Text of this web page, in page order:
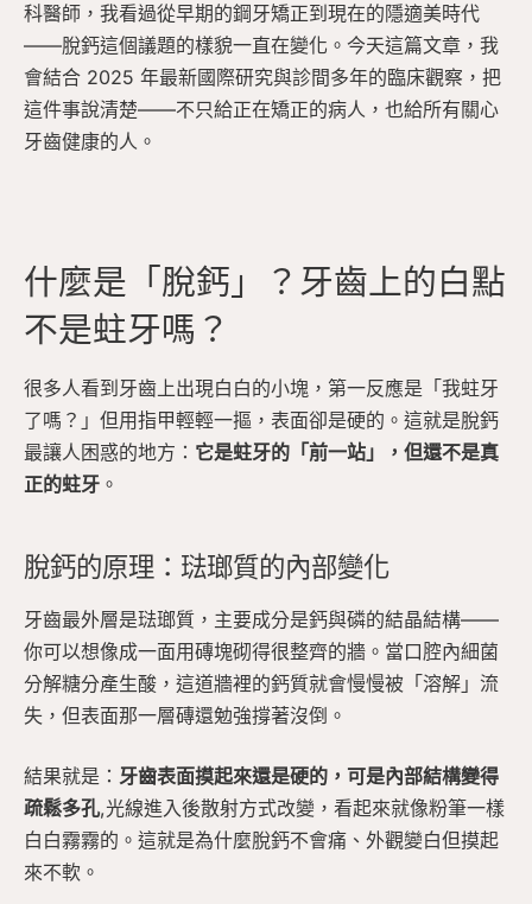
科醫師，我看過從早期的鋼牙矯正到現在的隱適美時代
——脫鈣這個議題的樣貌一直在變化。今天這篇文章，我
會結合 2025 年最新國際研究與診間多年的臨床觀察，把
這件事說清楚——不只給正在矯正的病人，也給所有關心
牙齒健康的人。
什麼是「脫鈣」？牙齒上的白點
不是蛀牙嗎？
很多人看到牙齒上出現白白的小塊，第一反應是「我蛀牙
了嗎？」但用指甲輕輕一摳，表面卻是硬的。這就是脫鈣
最讓人困惑的地方： 它是蛀牙的「前一站」，但還不是真
正的蛀牙 。
脫鈣的原理：琺瑯質的內部變化
牙齒最外層是琺瑯質，主要成分是鈣與磷的結晶結構——
你可以想像成一面用磚塊砌得很整齊的牆。當口腔內細菌
分解糖分產生酸，這道牆裡的鈣質就會慢慢被「溶解」流
失，但表面那一層磚還勉強撐著沒倒。
結果就是： 牙齒表面摸起來還是硬的，可是內部結構變得
疏鬆多孔,光線進入後散射方式改變，看起來就像粉筆一樣
白白霧霧的。這就是為什麼脫鈣不會痛、外觀變白但摸起
來不軟。